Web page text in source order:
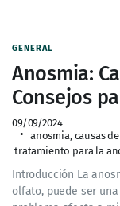
GENERAL
Anosmia:
Consejos
09/09/2024
anosmia, causas
tratamiento para la
Introducción La
olfato, puede ser